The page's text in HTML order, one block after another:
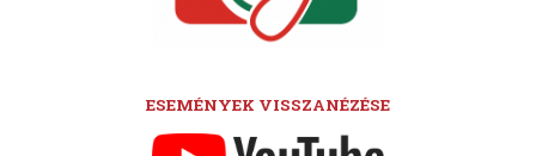
ESEMÉNYEK VISSZANÉZÉSE